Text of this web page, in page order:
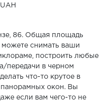
UAH
86. Общая площадь
снимать ваши
построить любые
передачи в черном
что-то крутое в
окон. Вы
если вам чего-то не